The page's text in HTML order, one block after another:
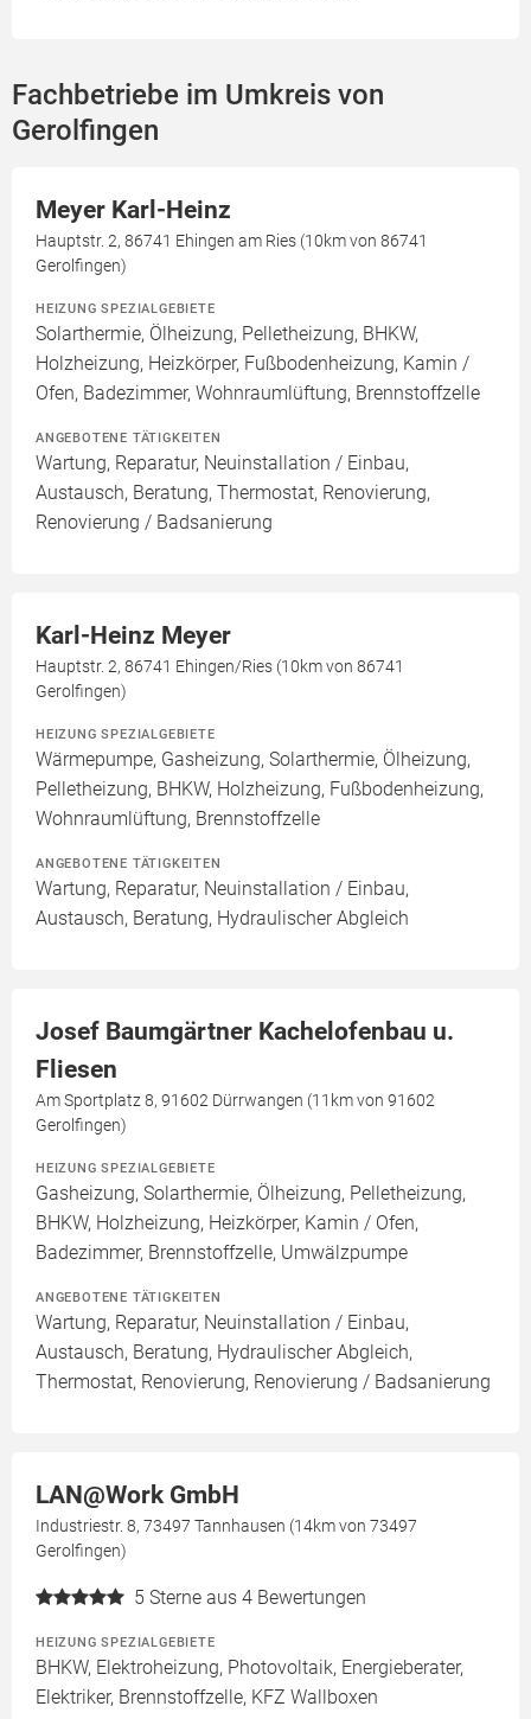
Fachbetriebe im Umkreis von
Gerolfingen
Meyer Karl-Heinz
Hauptstr. 2, 86741 Ehingen am Ries (10km von 86741
Gerolfingen)
HEIZUNG SPEZIALGEBIETE
Solarthermie, Ölheizung, Pelletheizung, BHKW,
Holzheizung, Heizkörper, Fußbodenheizung, Kamin /
Ofen, Badezimmer, Wohnraumlüftung, Brennstoffzelle
ANGEBOTENE TÄTIGKEITEN
Wartung, Reparatur, Neuinstallation / Einbau,
Austausch, Beratung, Thermostat, Renovierung,
Renovierung / Badsanierung
Karl-Heinz Meyer
Hauptstr. 2, 86741 Ehingen/Ries (10km von 86741
Gerolfingen)
HEIZUNG SPEZIALGEBIETE
Wärmepumpe, Gasheizung, Solarthermie, Ölheizung,
Pelletheizung, BHKW, Holzheizung, Fußbodenheizung,
Wohnraumlüftung, Brennstoffzelle
ANGEBOTENE TÄTIGKEITEN
Wartung, Reparatur, Neuinstallation / Einbau,
Austausch, Beratung, Hydraulischer Abgleich
Josef Baumgärtner Kachelofenbau u.
Fliesen
Am Sportplatz 8, 91602 Dürrwangen (11km von 91602
Gerolfingen)
HEIZUNG SPEZIALGEBIETE
Gasheizung, Solarthermie, Ölheizung, Pelletheizung,
BHKW, Holzheizung, Heizkörper, Kamin / Ofen,
Badezimmer, Brennstoffzelle, Umwälzpumpe
ANGEBOTENE TÄTIGKEITEN
Wartung, Reparatur, Neuinstallation / Einbau,
Austausch, Beratung, Hydraulischer Abgleich,
Thermostat, Renovierung, Renovierung / Badsanierung
LAN@Work GmbH
Industriestr. 8, 73497 Tannhausen (14km von 73497
Gerolfingen)
5 Sterne aus 4 Bewertungen
HEIZUNG SPEZIALGEBIETE
BHKW, Elektroheizung, Photovoltaik, Energieberater,
Elektriker, Brennstoffzelle, KFZ Wallboxen